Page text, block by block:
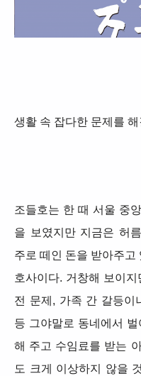
생활 속 잡다한 문제를
조들호는 한 때 서울 중
을 보였지만 지금은 허
주로 떼인 돈을 받아주고
호사이다. 거창해 보이
전 문제, 가족 간 갈등이
등 그야말로 동네에서
해 주고 수임료를 받는
도 크게 이상하지 않을